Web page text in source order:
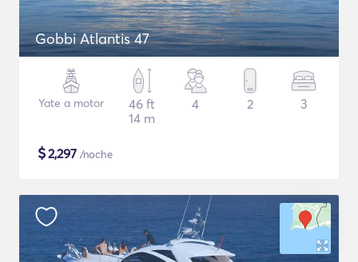
Gobbi Atlantis 47
Yate a motor
46 ft
14 m
4 2 3
$2,297 /noche